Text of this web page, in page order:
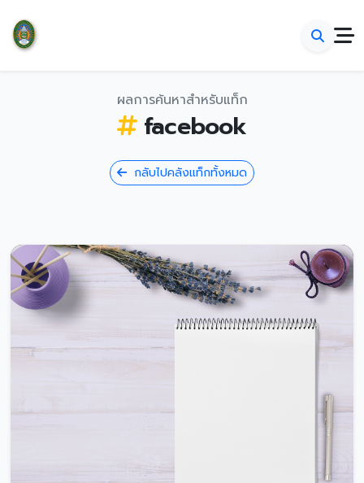
ผลการค้นหาสำหรับแท็ก
facebook
กลับไปคลังแท็กทั้งหมด